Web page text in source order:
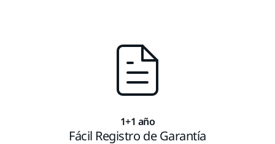
1+1 año
Fácil Registro de Garantía